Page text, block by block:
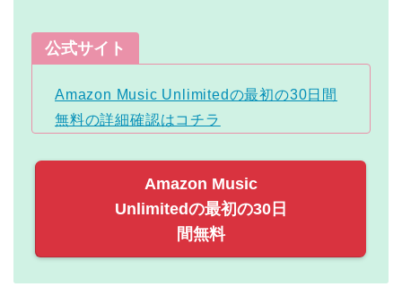
公式サイト
Amazon Music Unlimitedの最初の30日間
無料の詳細確認はコチラ
Amazon Music
Unlimitedの最初の30日
間無料